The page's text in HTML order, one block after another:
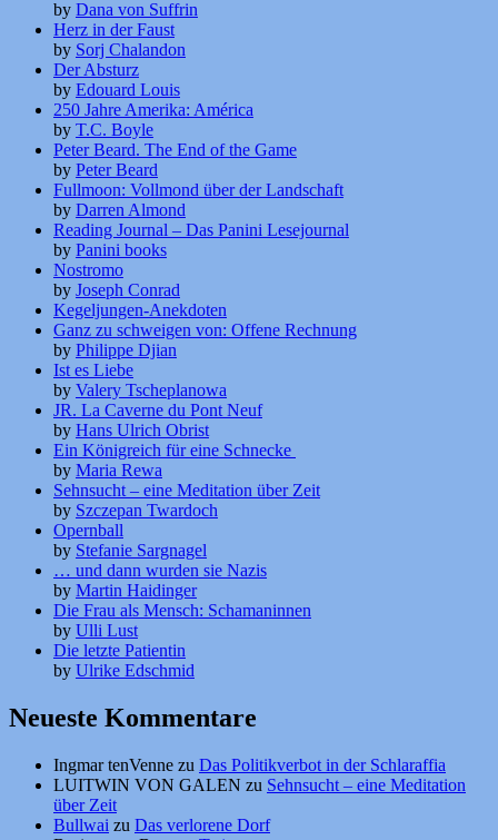
by Dana von Suffrin
Herz in der Faust
by Sorj Chalandon
Der Absturz
by Edouard Louis
250 Jahre Amerika: América
by T.C. Boyle
Peter Beard. The End of the Game
by Peter Beard
Fullmoon: Vollmond über der Landschaft
by Darren Almond
Reading Journal – Das Panini Lesejournal
by Panini books
Nostromo
by Joseph Conrad
Kegeljungen-Anekdoten
Ganz zu schweigen von: Offene Rechnung
by Philippe Djian
Ist es Liebe
by Valery Tscheplanowa
JR. La Caverne du Pont Neuf
by Hans Ulrich Obrist
Ein Königreich für eine Schnecke
by Maria Rewa
Sehnsucht – eine Meditation über Zeit
by Szczepan Twardoch
Opernball
by Stefanie Sargnagel
… und dann wurden sie Nazis
by Martin Haidinger
Die Frau als Mensch: Schamaninnen
by Ulli Lust
Die letzte Patientin
by Ulrike Edschmid
Neueste Kommentare
Ingmar tenVenne zu Das Politikverbot in der Schlaraffia
LUITWIN VON GALEN zu Sehnsucht – eine Meditation
über Zeit
Bullwai zu Das verlorene Dorf